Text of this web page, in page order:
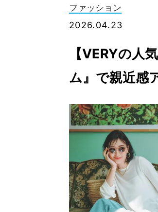
ファッション
2026.04.23
【VERYの人
ム』で親近感